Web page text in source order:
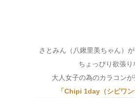
さとみん（八鍬里美ちゃん）
ちょっぴり欲張り
大人女子の為のカラコン
「Chipi 1day（シピワン